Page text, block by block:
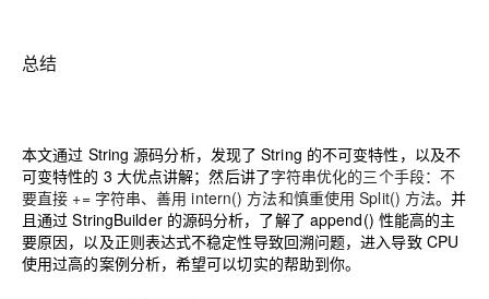
总结
本文通过 String 源码分析，发现了 String 的不可变特性，以及不
可变特性的 3 大优点讲解；然后讲了字符串优化的三个手段：不
要直接 += 字符串、善用 intern() 方法和慎重使用 Split() 方法。并
且通过 StringBuilder 的源码分析，了解了 append() 性能高的主
要原因，以及正则表达式不稳定性导致回溯问题，进入导致 CPU
使用过高的案例分析，希望可以切实的帮助到你。